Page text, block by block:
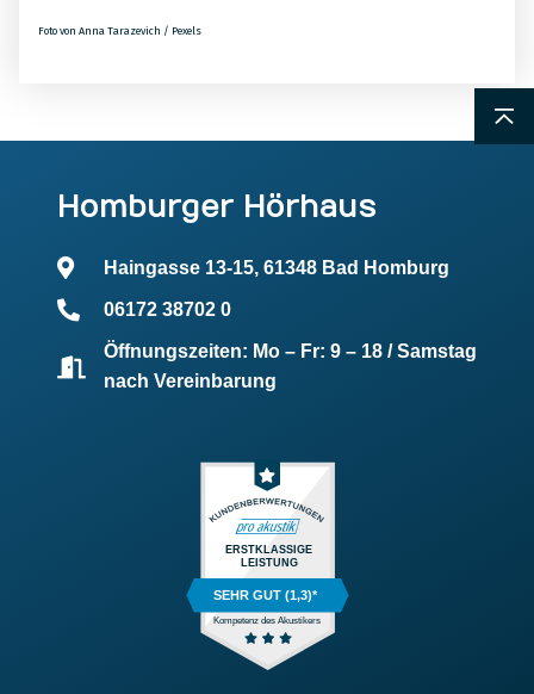
Foto von Anna Tarazevich / Pexels
Homburger Hörhaus
Haingasse 13-15, 61348 Bad Homburg
06172 38702 0
Öffnungszeiten: Mo – Fr: 9 – 18 / Samstag
nach Vereinbarung
ERSTKLASSIGE
LEISTUNG
SEHR GUT (1,3)*
Kompetenz des Akustikers